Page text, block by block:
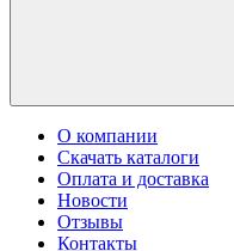
О компании
Скачать каталоги
Оплата и доставка
Новости
Отзывы
Контакты